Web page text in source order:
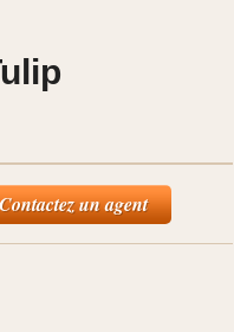
Contactez un agent